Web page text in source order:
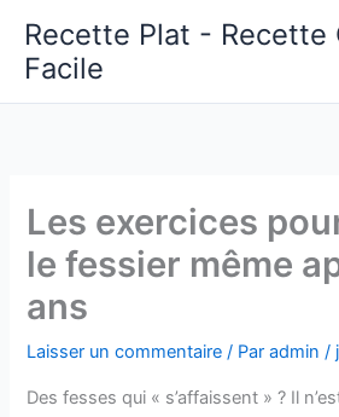
contenu
Recette Plat - Recette
Facile
Les exercices
le fessier même
ans
Laisser un commentaire / Paradmin/
Des fesses qui « s’affaissent » ? Il